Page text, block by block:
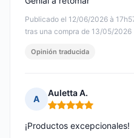
Publicado el 12/06/2026 à
tras una compra de 13/05/2026
Opinión traducida
A
Auletta A.
Nota: 5 de 5
¡Productos excepcionales!